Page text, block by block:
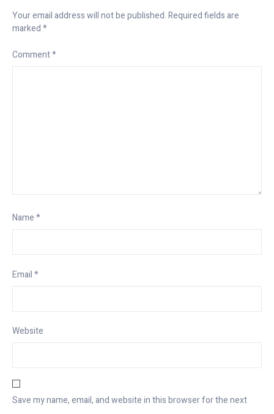
Your email address will not be published.Required fields are
marked*
Comment*
Name*
Email*
Website
Save my name, email, and website in this browser for the next